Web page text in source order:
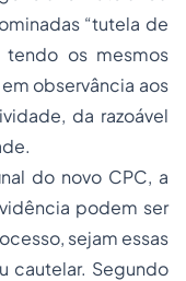
“tutela de
tendo os mesmos
observância aos
da razoável
do novo CPC, a
podem ser
sejam essas
cautelar. Segundo